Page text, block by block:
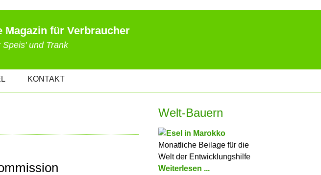
Magazin für Verbraucher
und Trank
KONTAKT
Welt-Bauern
Monatliche Beilage für die
Welt der Entwicklungshilfe
Weiterlesen ...